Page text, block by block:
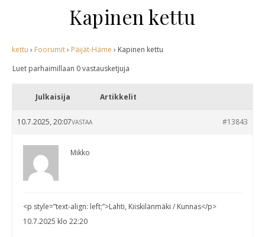
Kapinen kettu
kettu › Foorumit› Päijät-Häme › Kapinen kettu
Luet parhaimillaan 0 vastausketjuja
Julkaisija Artikkelit
10.7.2025, 20:07 #13843
VASTAA
Mikko
<p style=”text-align: left;”>Lahti, Kiiskilänmäki / Kunnas</p>
10.7.2025 klo 22:20